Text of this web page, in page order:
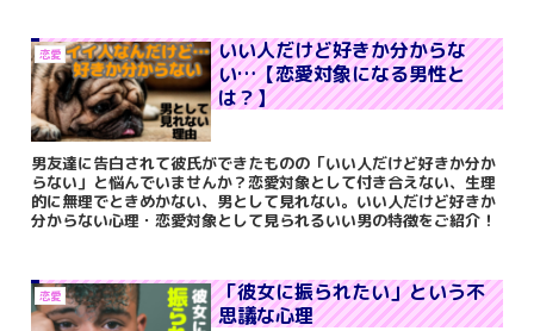
恋愛
いい人だけど好きか分からな
い…【恋愛対象になる男性と
は？】
男友達に告白されて彼氏ができたものの「いい人だけど好きか分か
らない」と悩んでいませんか？恋愛対象として付き合えない、生理
的に無理でときめかない、男として見れない。いい人だけど好きか
分からない心理・恋愛対象として見られるいい男の特徴をご紹介！
恋愛
「彼女に振られたい」という不
思議な心理